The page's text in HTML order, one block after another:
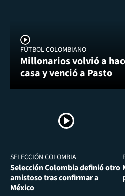
FÚTBOL COLOMBIANO
Millonarios volvió a
casa y venció a Pasto
SELECCIÓN COLOMBIA
Selección Colombia definió otro
amistoso tras confirmar a
México